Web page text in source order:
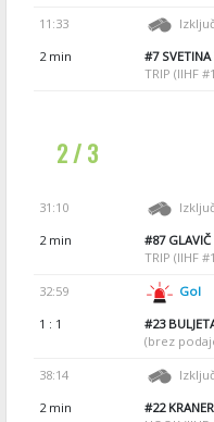
11:33
2 min
#7
TRIP (IIHF
2 / 3
31:10
2 min
#87GLAVIČ
TRIP (IIHF
32:59 Gol
1 : 1
#23
(brez
38:14
2 min
#22